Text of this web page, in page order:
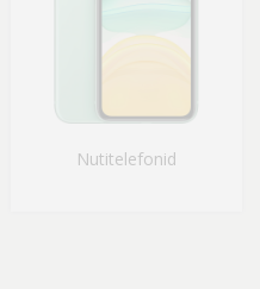
Nutitelefonid